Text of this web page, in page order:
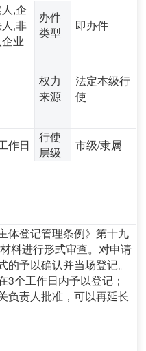
,企
,非
业
办件
类型
即办件
权力
来源
法定本级行
使
作日
行使
层级
市级/隶属
体登记管理条例》第十九
料进行形式审查。对申请
予以确认并当场登记。
3个工作日内予以登记；
负责人批准，可以再延长